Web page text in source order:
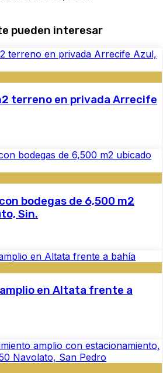
pueden interesar
terreno en privada Arrecife
bodegas de 6,500 m2
Sin.
en Altata frente a